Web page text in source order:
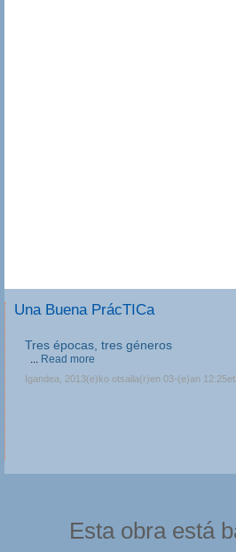
Una Buena PrácTICa
Tres épocas, tres géneros
... Read more
Igandea, 2013(e)ko otsaila(r)en 03-(e)an
Esta obra está